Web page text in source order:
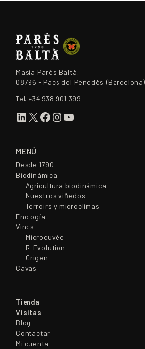
Masia Parés Baltà.
08796 - Pacs del Penedès (Barcelona)
Tel. +34 938 901 399
LinkedIn
X Facebook
Instagram
YouTube
MENÚ
Desde 1790
Biodinámica
Agricultura biodinámica
Nuestros viñedos
Terroirs y microclimas
Enología
Vinos
Microcuvée
R-Evolution
Origen
Cavas
Tienda
Visitas
Blog
Contactar
Mi cuenta